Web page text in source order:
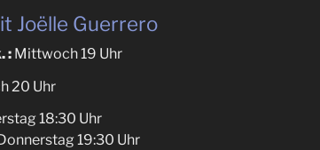
Joëlle Guerrero
: Mittwoch 19 Uhr
20 Uhr
18:30 Uhr
19:30 Uhr